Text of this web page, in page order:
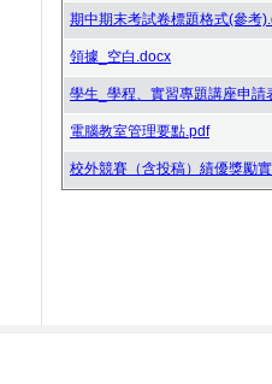
期中期末考試卷標題格式(參考
領據_空白.docx
學生_學程、實習專題講座申
電腦教室管理要點.pdf
校外競賽（含投稿）績優獎勵